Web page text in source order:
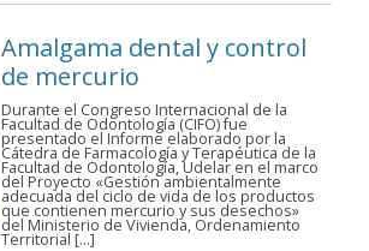
Amalgama dental y control
de mercurio
Durante el Congreso Internacional de la
Facultad de Odontología (CIFO) fue
presentado el Informe elaborado por la
Cátedra de Farmacología y Terapéutica de la
Facultad de Odontología, Udelar en el marco
del Proyecto «Gestión ambientalmente
adecuada del ciclo de vida de los productos
que contienen mercurio y sus desechos»
del Ministerio de Vivienda, Ordenamiento
Territorial […]